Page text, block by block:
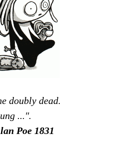
doubly dead.
...".
Poe 1831